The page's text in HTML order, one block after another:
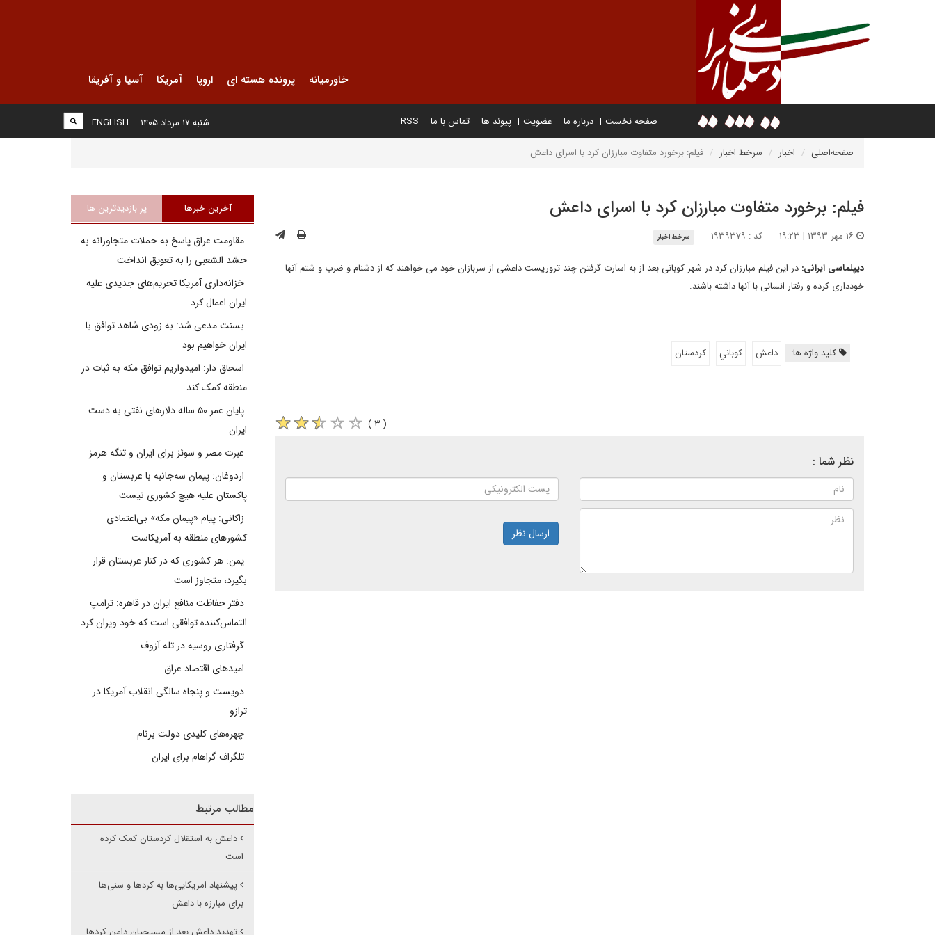
خاورمیانه پرونده هسته ای اروپا آمریکا آسیا و آفریقا
صفحه نخست درباره ما عضویت پیوند ها تماس با ما RSS
ENGLISH شنبه ۱۷ مرداد ۱۴۰۵
صفحه‌اصلی اخبار سرخط اخبار فیلم: برخورد متفاوت مبارزان کرد با اسرای داعش
فیلم: برخورد متفاوت مبارزان کرد با اسرای داعش
کد : ۱۹۳۹۳۷۹ سرخط اخبار
دیپلماسی ایرانی: در این فیلم مبارزان کرد در شهر کوبانی بعد از به اسارت گرفتن چند تروریست داعشی از سربازان خود می خواهند که از دشنام و ضرب و شتم آنها
خودداری کرده و رفتار انسانی با آنها داشته باشند.
کلید واژه ها: داعش كوباني كردستان
( ۳ )
نظر شما :
ارسال نظر
آخرین خبرها پر بازدیدترین ها
مقاومت عراق پاسخ به حملات متجاوزانه به
حشد الشعبی را به تعویق انداخت
خزانه‌داری آمریکا تحریم‌های جدیدی علیه
ایران اعمال کرد
بسنت مدعی شد: به زودی شاهد توافق با
ایران خواهیم بود
اسحاق دار: امیدواریم توافق مکه به ثبات در
منطقه کمک کند
پایان عمر ۵۰ ساله دلارهای نفتی به دست
ایران
عبرت مصر و سوئز برای ایران و تنگه هرمز
اردوغان: پیمان سه‌جانبه با عربستان و
پاکستان علیه هیچ کشوری نیست
زاکانی: پیام «پیمان مکه» بی‌اعتمادی
کشورهای منطقه به آمریکاست
یمن: هر کشوری که در کنار عربستان قرار
بگیرد، متجاوز است
دفتر حفاظت منافع ایران در قاهره: ترامپ
التماس‌کننده توافقی است که خود ویران کرد
گرفتاری روسیه در تله آزوف
امیدهای اقتصاد عراق
دویست و پنجاه سالگی انقلاب آمریکا در
ترازو
چهره‌های کلیدی دولت برنام
تلگراف گراهام برای ایران
مطالب مرتبط
داعش به استقلال کردستان کمک کرده
است
پیشنهاد امریکایی‌ها به کردها و سنی‌ها
برای مبارزه با داعش
تهدید داعش بعد از مسیحیان دامن کردها